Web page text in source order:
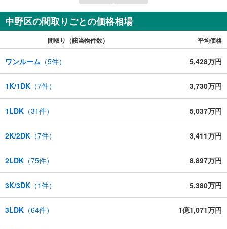
中野区の間取りごとの価格相場
間取り（該当物件数） 平均価格
ワンルーム （5件） 5,428万円
1K/1DK （7件） 3,730万円
1LDK （31件） 5,037万円
2K/2DK （7件） 3,411万円
2LDK （75件） 8,897万円
3K/3DK （1件） 5,380万円
3LDK （64件） 1億1,071万円